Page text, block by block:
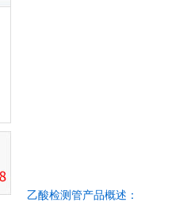
乙酸检测管产品概述：